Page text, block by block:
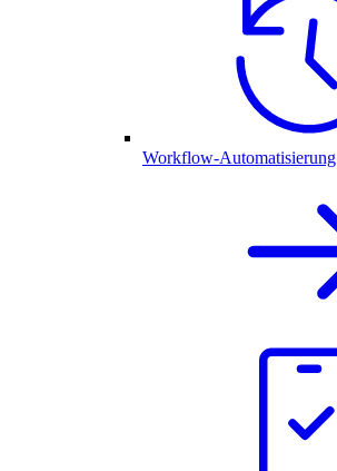
Workflow-Automatisierung